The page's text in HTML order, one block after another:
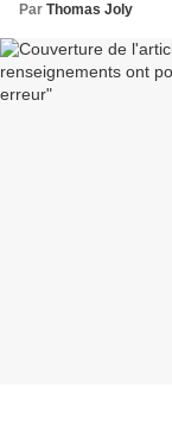
Par Thomas Joly